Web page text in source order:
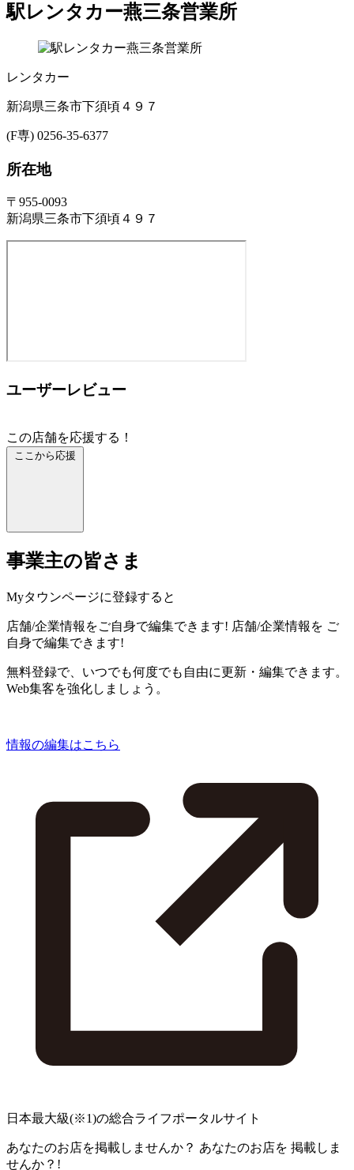
駅レンタカー燕三条営業所
レンタカー
新潟県三条市下須頃４９７
(F専) 0256-35-6377
所在地
〒955-0093
新潟県三条市下須頃４９７
ユーザーレビュー
この店舗を応援する！
ここから応援
事業主の皆さま
Myタウンページに登録すると
店舗/企業情報をご自身で編集できます! 店舗/企業情報を ご
自身で編集できます!
無料登録で、いつでも何度でも自由に更新・編集できます。
Web集客を強化しましょう。
情報の編集はこちら
日本最大級(※1)の総合ライフポータルサイト
あなたのお店を掲載しませんか？ あなたのお店を 掲載しま
せんか？!